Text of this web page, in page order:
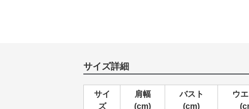
サイズ詳細
サイ
ズ
肩幅
(cm)
バスト
(cm)
ウ